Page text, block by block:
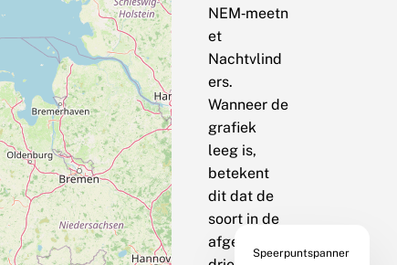
NEM‑meetn
et
Nachtvlind
ers.
Wanneer de
grafiek
leeg is,
betekent
dit dat de
soort in de
afgelopen
Speerpuntspanner